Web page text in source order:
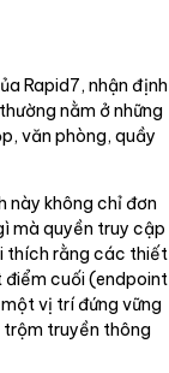
Rapid7, nhận định
nằm ở những
văn phòng, quầy
này không chỉ đơn
mà quyền truy cập
thích rằng các thiết
điểm cuối (endpoint
vị trí đứng vững
trộm truyền thông